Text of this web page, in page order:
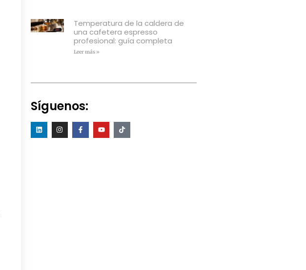
Temperatura de la caldera de
una cafetera espresso
profesional: guía completa
Leer más »
Síguenos: